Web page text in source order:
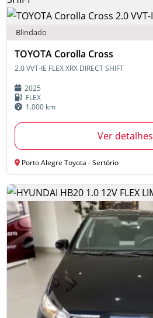
Blindado
TOYOTA Corolla Cross
2.0 VVT-IE FLEX XRX DIRECT SHIFT
2025
FLEX
1.000 km
Ver detalhes
Porto Alegre Toyota - Sertório